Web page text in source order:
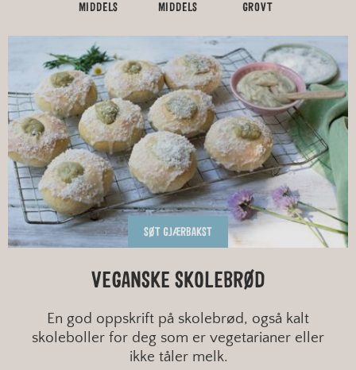
MIDDELS MIDDELS GROVT
SØT GJÆRBAKST
VEGANSKE SKOLEBRØD
En god oppskrift på skolebrød, også kalt
skoleboller for deg som er vegetarianer eller
ikke tåler melk.